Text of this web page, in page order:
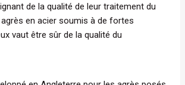
de la qualité de leur traitement du
en acier soumis à de fortes
vaut être sûr de la qualité du